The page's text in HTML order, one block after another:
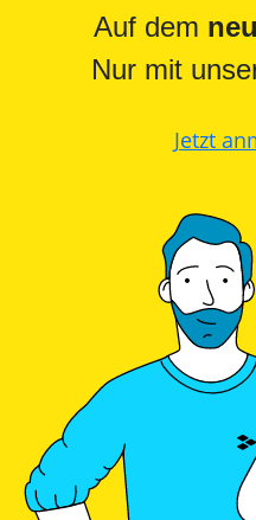
Auf dem
Nur mit
Jetzt